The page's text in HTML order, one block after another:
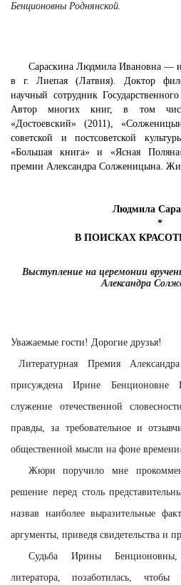
Бенционовны Роднянской.
Сараскина Людмила Ивановна —
в г. Лиепая (Латвия). Доктор
научный сотрудник
Автор многих книг, в том
«Достоевский» (2011),
советской и постсоветской
«Большая книга» и «Ясная
премии Александра Солженицына.
Людмила
*
В ПОИСКАХ
Выступление на церемонии
Александра
Уважаемые гости! Дорогие друзья!
Литературная Премия
присуждена Ирине Бенционовне
служение отечественной
правды, за требовательное и
общественной мысли на фоне
Жюри поручило мне
решение перед столь
назвав наиболее выразительные
аргументы, приведя свидетельства и
Судьба Ирины Бенционовны,
литератора, позаботилась, чтобы